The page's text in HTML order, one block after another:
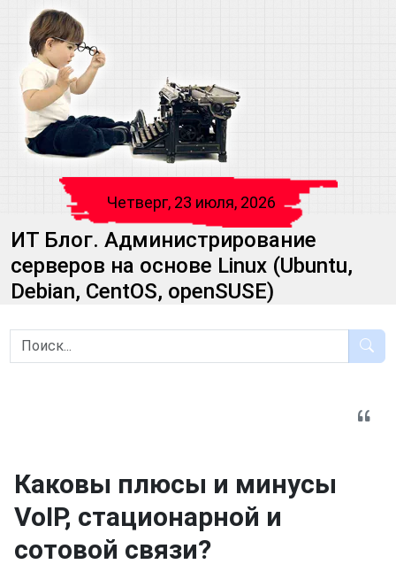
Четверг, 23 июля, 2026
ИТ Блог. Администрирование
серверов на основе Linux (Ubuntu,
Debian, CentOS, openSUSE)
Каковы плюсы и минусы
VoIP, стационарной и
сотовой связи?